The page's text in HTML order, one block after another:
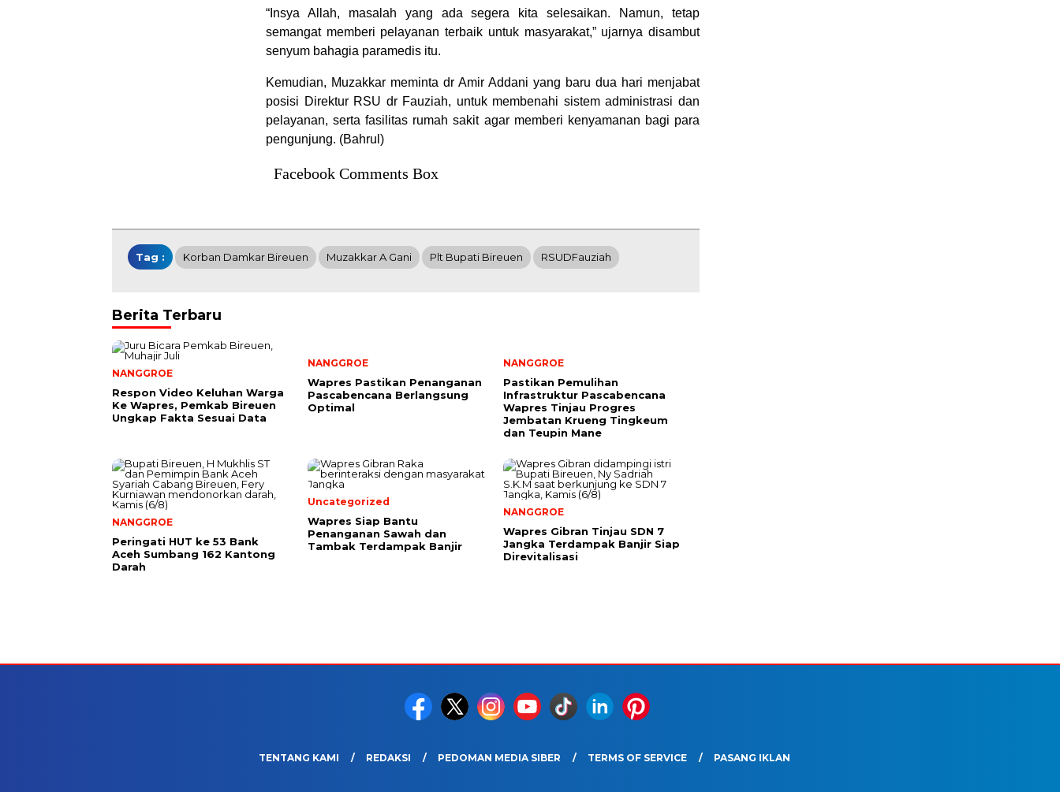
“Insya Allah, masalah yang ada segera kita selesaikan. Namun, tetap
semangat memberi pelayanan terbaik untuk masyarakat,” ujarnya disambut
senyum bahagia paramedis itu.
Kemudian, Muzakkar meminta dr Amir Addani yang baru dua hari menjabat
posisi Direktur RSU dr Fauziah, untuk membenahi sistem administrasi dan
pelayanan, serta fasilitas rumah sakit agar memberi kenyamanan bagi para
pengunjung. (Bahrul)
Facebook Comments Box
Tag : Korban Damkar Bireuen Muzakkar A Gani Plt Bupati Bireuen RSUDFauziah
Berita Terbaru
NANGGROE
Respon Video Keluhan Warga
Ke Wapres, Pemkab Bireuen
Ungkap Fakta Sesuai Data
NANGGROE
Wapres Pastikan Penanganan
Pascabencana Berlangsung
Optimal
NANGGROE
Pastikan Pemulihan
Infrastruktur Pascabencana
Wapres Tinjau Progres
Jembatan Krueng Tingkeum
dan Teupin Mane
NANGGROE
Peringati HUT ke 53 Bank
Aceh Sumbang 162 Kantong
Darah
Uncategorized
Wapres Siap Bantu
Penanganan Sawah dan
Tambak Terdampak Banjir
NANGGROE
Wapres Gibran Tinjau SDN 7
Jangka Terdampak Banjir Siap
Direvitalisasi
TENTANG KAMI REDAKSI PEDOMAN MEDIA SIBER TERMS OF SERVICE PASANG IKLAN